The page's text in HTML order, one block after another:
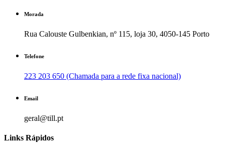
Morada
Rua Calouste Gulbenkian, nº 115, loja 30, 4050-145 Porto
Telefone
223 203 650 (Chamada para a rede fixa nacional)
Email
geral@till.pt
Links Rápidos